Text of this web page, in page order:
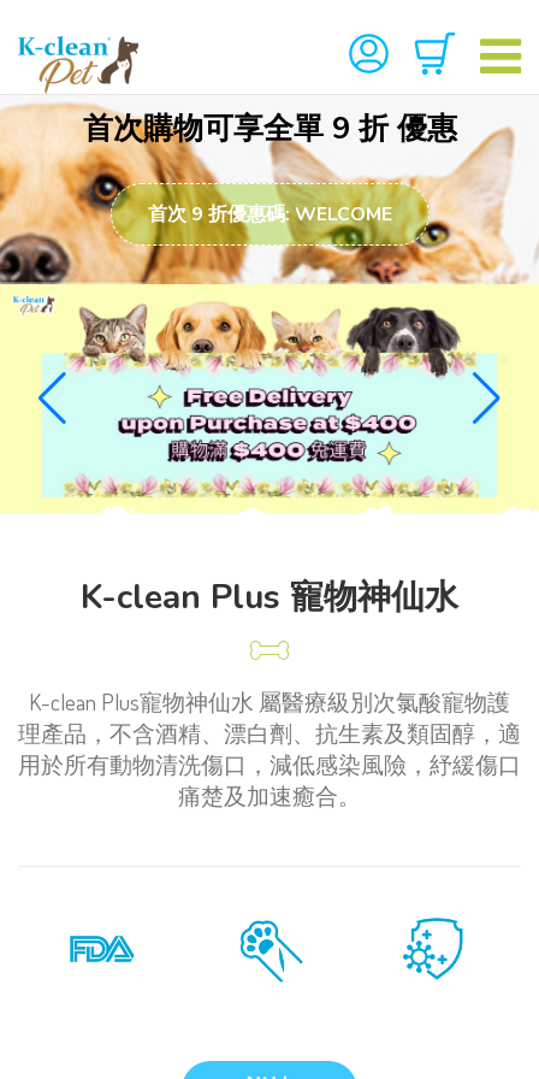
首次購物可享全單 9 折 優惠
首次 9 折優惠碼: WELCOME
K-clean Plus 寵物神仙水
K-clean Plus寵物神仙水 屬醫療級別次氯酸寵物護
理產品，不含酒精、漂白劑、抗生素及類固醇，適
用於所有動物清洗傷口，減低感染風險，紓緩傷口
痛楚及加速癒合。